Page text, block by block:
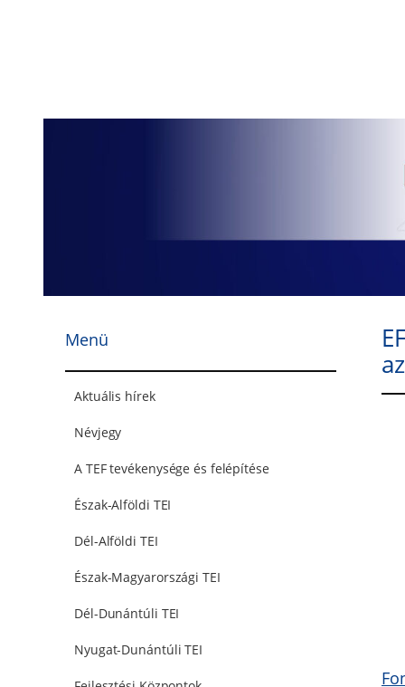
Menü
Aktuális hírek
Névjegy
A TEF tevékenysége és felépítése
Észak-Alföldi TEI
Dél-Alföldi TEI
Észak-Magyarországi TEI
Dél-Dunántúli TEI
Nyugat-Dunántúli TEI